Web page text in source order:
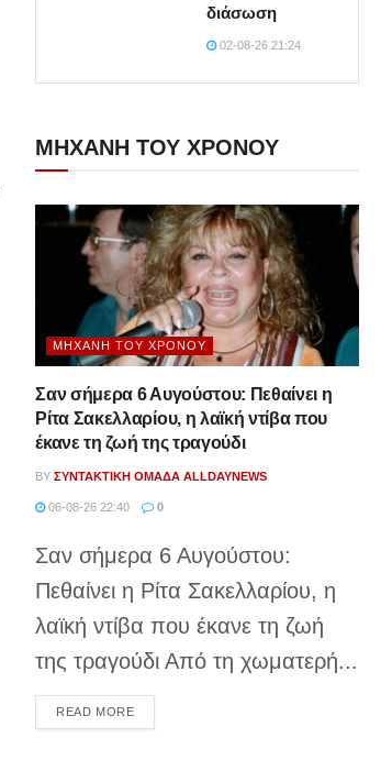
διάσωση
02-08-26 21:24
ΜΗΧΑΝΗ ΤΟΥ ΧΡΟΝΟΥ
ΜΗΧΑΝΉ ΤΟΥ ΧΡΌΝΟΥ
Σαν σήμερα 6 Αυγούστου: Πεθαίνει η
Ρίτα Σακελλαρίου, η λαϊκή ντίβα που
έκανε τη ζωή της τραγούδι
BY ΣΥΝΤΑΚΤΙΚΉ ΟΜΆΔΑ ALLDAYNEWS
06-08-26 22:40 0
Σαν σήμερα 6 Αυγούστου:
Πεθαίνει η Ρίτα Σακελλαρίου, η
λαϊκή ντίβα που έκανε τη ζωή
της τραγούδι Από τη χωματερή...
READ MOREDETAILS